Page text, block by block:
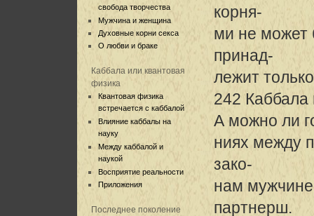
свобода творчества
Мужчина и женщина
Духовные корни секса
О любви и браке
Каббала или квантовая
физика
Квантовая физика
встречается с каббалой
Влияние каббалы на
науку
Между каббалой и
наукой
Восприятие реальности
Приложения
Последнее поколение
корня-
ми не может
принад-
лежит
242
А можно ли
ниях между
зако-
нам
партнерш.